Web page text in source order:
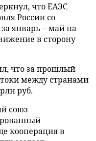
что ЕАЭС
России со
январь – май на
в сторону
что за прошлый
между странами
руб.
союз
кооперация в